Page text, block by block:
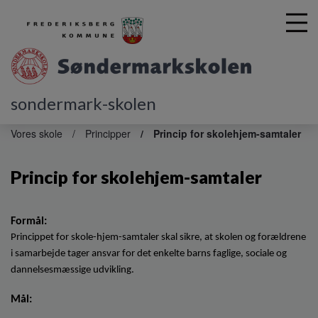
sondermark-skolen
Vores skole Principper Princip for skolehjem-samtaler
Princip for skolehjem-samtaler
Formål:
Princippet for skole-hjem-samtaler skal sikre, at skolen og forældrene
i samarbejde tager ansvar for det enkelte barns faglige, sociale og
dannelsesmæssige udvikling.
Mål: